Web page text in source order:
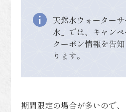
天然水ウォーター
水」では、キャン
クーポン情報を告
ります。
期間限定の場合が多いので